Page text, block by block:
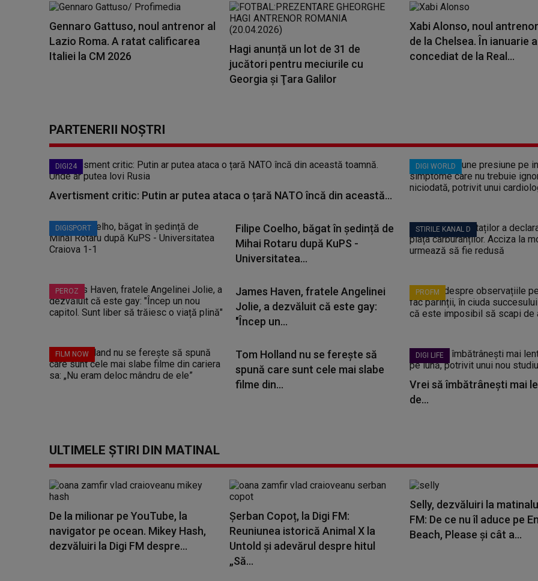
Gennaro Gattuso, noul antrenor al
Lazio Roma. A ratat calificarea
Italiei la CM 2026
Hagi anunță un lot de 31 de
jucători pentru meciurile cu
Georgia şi Ţara Galilor
Xabi Alonso, noul
de la Chelsea. În ianuarie
concediat de la Real...
PARTENERII NOȘTRI
DIGI24
Avertisment critic: Putin ar putea ataca o țară NATO încă din această...
DIGISPORT
Filipe Coelho, băgat în ședință de
Mihai Rotaru după KuPS -
Universitatea...
PEROZ
James Haven, fratele Angelinei
Jolie, a dezvăluit că este gay:
"Încep un...
FILM NOW
Tom Holland nu se ferește să
spună care sunt cele mai slabe
filme din...
DIGI WORLD
STIRILE KANAL D
PROFM
DIGI LIFE
Vrei să îmbătrânești mai
de...
ULTIMELE ȘTIRI DIN MATINAL
De la milionar pe YouTube, la
navigator pe ocean. Mikey Hash,
dezvăluiri la Digi FM despre...
Șerban Copoț, la Digi FM:
Reuniunea istorică Animal X la
Untold și adevărul despre hitul
„Să...
Selly, dezvăluiri la
FM: De ce nu îl aduce pe
Beach, Please și cât a...